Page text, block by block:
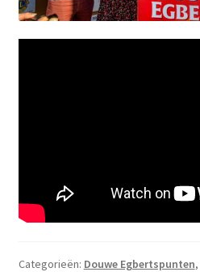
Categorieën: Douwe Egbertspunten,